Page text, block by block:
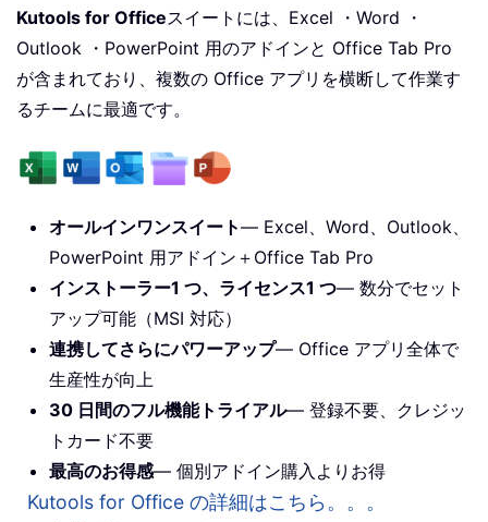
Kutools for Officeスイートには、Excel ・Word ・
Outlook ・PowerPoint 用のアドインと Office Tab Pro
が含まれており、複数の Office アプリを横断して作業す
るチームに最適です。
オールインワンスイート— Excel、Word、Outlook、
PowerPoint 用アドイン＋Office Tab Pro
インストーラー1 つ、ライセンス1 つ— 数分でセット
アップ可能（MSI 対応）
連携してさらにパワーアップ— Office アプリ全体で
生産性が向上
30 日間のフル機能トライアル— 登録不要、クレジッ
トカード不要
最高のお得感— 個別アドイン購入よりお得
Kutools for Office の詳細はこちら。。。